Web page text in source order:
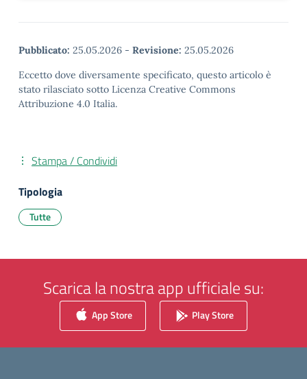
Pubblicato: 25.05.2026 - Revisione: 25.05.2026
Eccetto dove diversamente specificato, questo articolo è
stato rilasciato sotto Licenza Creative Commons
Attribuzione 4.0 Italia.
Stampa / Condividi
Tipologia
Tutte
Scarica la nostra app ufficiale su:
App Store Play Store